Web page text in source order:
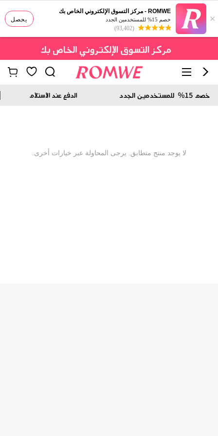
يحصل ×
ROMWE - مركز التسوق الإلكتروني الخاص بك
خصم 15% للمستخدمين الجدد
(93,402)
لا يوجد منتج متطابق. يرجى المحاولة عبر خيارات أخرى.